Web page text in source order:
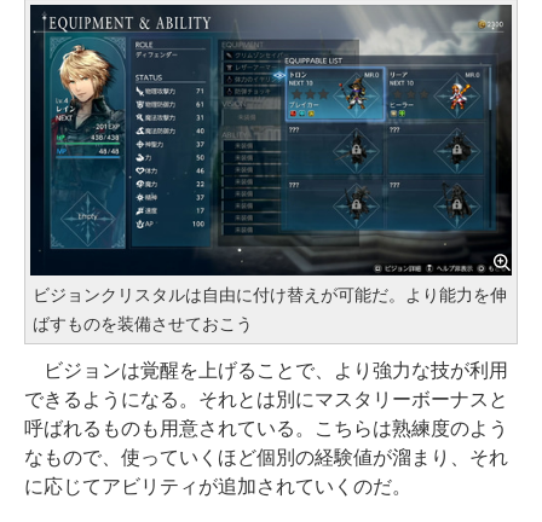
ビジョンクリスタルは自由に付け替えが可能だ。より能力を伸
ばすものを装備させておこう
ビジョンは覚醒を上げることで、より強力な技が利用
できるようになる。それとは別にマスタリーボーナスと
呼ばれるものも用意されている。こちらは熟練度のよう
なもので、使っていくほど個別の経験値が溜まり、それ
に応じてアビリティが追加されていくのだ。